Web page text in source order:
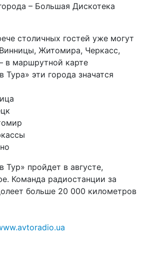
– Большая Дискотека
столичных гостей уже могут
Житомира, Черкасс,
в маршрутной карте
Тура» эти города значатся
Тур» пройдет в августе,
Команда радиостанции за
больше 20 000 километров